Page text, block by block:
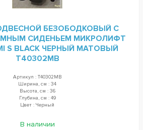
БЕЗОБОДКОВЫЙ С
СИДЕНЬЕМ МИКРОЛИФТ
S BLACK ЧЕРНЫЙ МАТОВЫЙ
T40302MB
Артикул : T40302MB
Ширина, см : 34
Высота, см : 36
Глубина, см : 49
Цвет : Черный
В наличии